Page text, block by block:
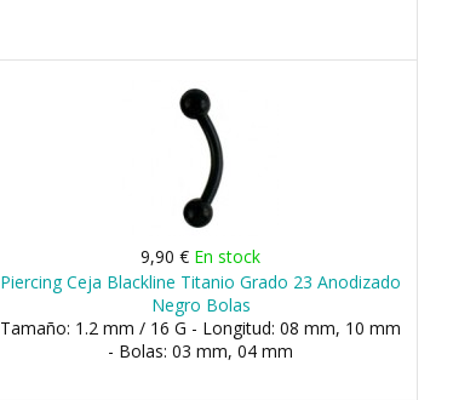
9,90 € En stock
Piercing Ceja Blackline Titanio Grado 23 Anodizado
Negro Bolas
Tamaño: 1.2 mm / 16 G - Longitud: 08 mm, 10 mm
- Bolas: 03 mm, 04 mm